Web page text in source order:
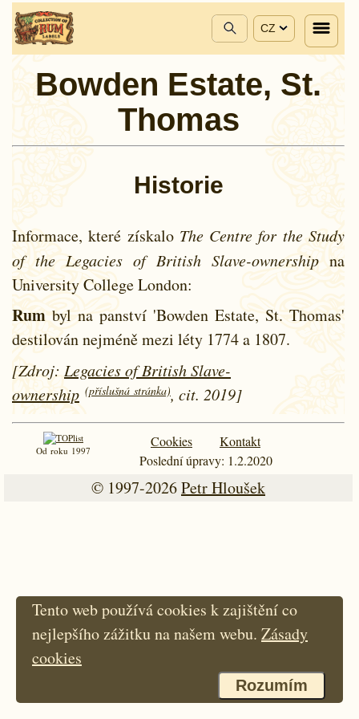
CZ
Bowden Estate, St.
Thomas
Historie
Informace, které získalo The Centre for the Study
of the Legacies of British Slave-ownership na
University College London:
Rum byl na panství 'Bowden Estate, St. Thomas'
destilován nejméně mezi léty 1774 a 1807.
[Zdroj: Legacies of British Slave-
ownership (příslušná stránka), cit. 2019]
Od roku 1997
Cookies
Kontakt
Poslední úpravy: 1.2.2020
© 1997-2026Petr Hloušek
Tento web používá cookies k zajištění co
nejlepšího zážitku na našem webu. Zásady
cookies
Rozumím